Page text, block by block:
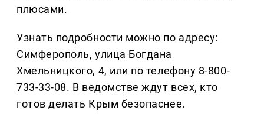
плюсами.
Узнать подробности можно по адресу:
Симферополь, улица Богдана
Хмельницкого, 4, или по телефону 8-800-
733-33-08. В ведомстве ждут всех, кто
готов делать Крым безопаснее.